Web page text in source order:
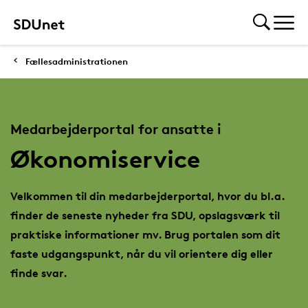
Fællesadministrationen
Medarbejderportal for ansatte i
Økonomiservice
Velkommen til din medarbejderportal, hvor du bl.a.
finder de seneste nyheder fra SDU, opslagsværk til
praktiske informationer mv. Brug portalen som dit
faste udgangspunkt, når du vil orientere dig eller
finde svar.